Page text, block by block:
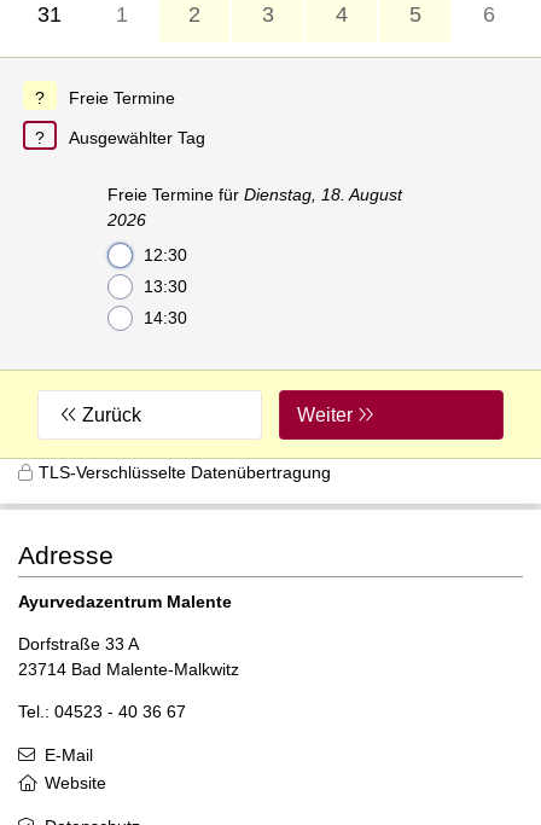
31 1 2 3 4 5 6
Freie Termine
Ausgewählter Tag
Freie Termine für Dienstag, 18. August
2026
12:30
13:30
14:30
Zurück Weiter
TLS-Verschlüsselte Datenübertragung
Adresse
Ayurvedazentrum Malente
Dorfstraße 33 A
23714 Bad Malente-Malkwitz
Tel.: 04523 - 40 36 67
E-Mail
Website